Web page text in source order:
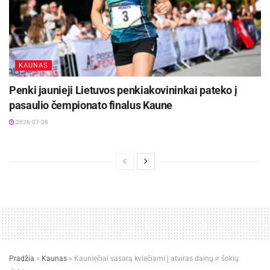
Šaltinis: LKL
Žymos: Krepšinis LKL Utenos „Juventus“
KAUNAS
Penki jaunieji Lietuvos penkiakovininkai pateko į
pasaulio čempionato finalus Kaune
2026-07-28
Pradžia » Kaunas » Kauniečiai vasarą kviečiami į atviras dainų ir šokių